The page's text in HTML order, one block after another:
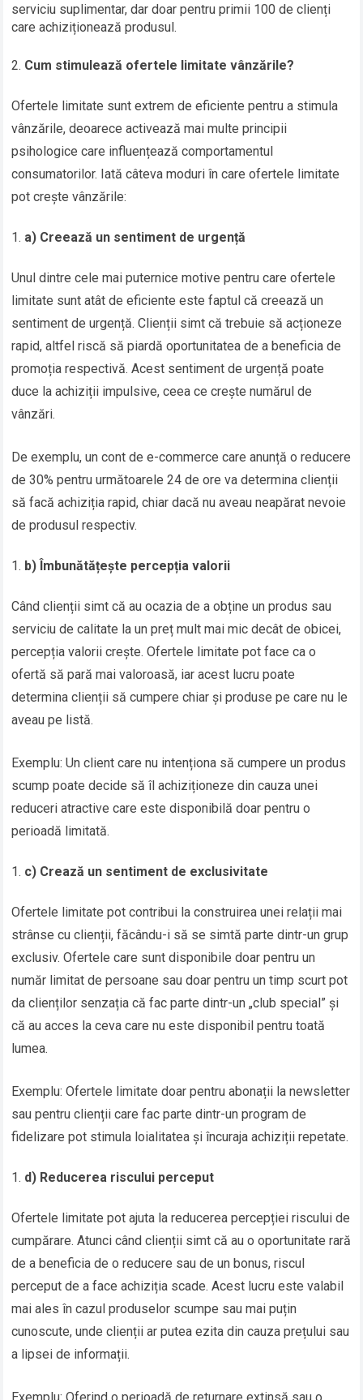
serviciu suplimentar, dar doar pentru primii 100 de clienți
care achiziționează produsul.
Cum stimulează ofertele limitate vânzările?
Ofertele limitate sunt extrem de eficiente pentru a stimula
vânzările, deoarece activează mai multe principii
psihologice care influențează comportamentul
consumatorilor. Iată câteva moduri în care ofertele limitate
pot crește vânzările:
a) Creează un sentiment de urgență
Unul dintre cele mai puternice motive pentru care ofertele
limitate sunt atât de eficiente este faptul că creează un
sentiment de urgență. Clienții simt că trebuie să acționeze
rapid, altfel riscă să piardă oportunitatea de a beneficia de
promoția respectivă. Acest sentiment de urgență poate
duce la achiziții impulsive, ceea ce crește numărul de
vânzări.
De exemplu, un cont de e-commerce care anunță o reducere
de 30% pentru următoarele 24 de ore va determina clienții
să facă achiziția rapid, chiar dacă nu aveau neapărat nevoie
de produsul respectiv.
b) Îmbunătățește percepția valorii
Când clienții simt că au ocazia de a obține un produs sau
serviciu de calitate la un preț mult mai mic decât de obicei,
percepția valorii crește. Ofertele limitate pot face ca o
ofertă să pară mai valoroasă, iar acest lucru poate
determina clienții să cumpere chiar și produse pe care nu le
aveau pe listă.
Exemplu: Un client care nu intenționa să cumpere un produs
scump poate decide să îl achiziționeze din cauza unei
reduceri atractive care este disponibilă doar pentru o
perioadă limitată.
c) Crează un sentiment de exclusivitate
Ofertele limitate pot contribui la construirea unei relații mai
strânse cu clienții, făcându-i să se simtă parte dintr-un grup
exclusiv. Ofertele care sunt disponibile doar pentru un
număr limitat de persoane sau doar pentru un timp scurt pot
da clienților senzația că fac parte dintr-un „club special” și
că au acces la ceva care nu este disponibil pentru toată
lumea.
Exemplu: Ofertele limitate doar pentru abonații la newsletter
sau pentru clienții care fac parte dintr-un program de
fidelizare pot stimula loialitatea și încuraja achiziții repetate.
d) Reducerea riscului perceput
Ofertele limitate pot ajuta la reducerea percepției riscului de
cumpărare. Atunci când clienții simt că au o oportunitate rară
de a beneficia de o reducere sau de un bonus, riscul
perceput de a face achiziția scade. Acest lucru este valabil
mai ales în cazul produselor scumpe sau mai puțin
cunoscute, unde clienții ar putea ezita din cauza prețului sau
a lipsei de informații.